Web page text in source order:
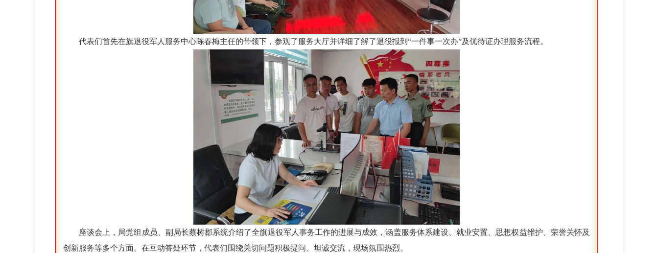
代表们首先在旗退役军人服务中心陈春梅主任的带领下，参观了服务大厅并详细了解了退役报到“一件事一次办”及优待证办理服务流程。
座谈会上，局党组成员、副局长蔡树郡系统介绍了全旗退役军人事务工作的进展与成效，涵盖服务体系建设、就业安置、思想权益维护、荣誉关怀及
创新服务等多个方面。 在互动答疑环节，代表们围绕关切问题积极提问、坦诚交流，现场氛围热烈。